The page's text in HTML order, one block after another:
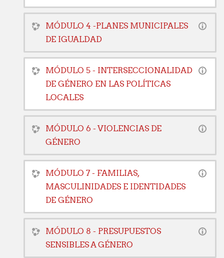
MÓDULO 4 -PLANES MUNICIPALES
DE IGUALDAD
MÓDULO 5 - INTERSECCIONALIDAD
DE GÉNERO EN LAS POLÍTICAS
LOCALES
MÓDULO 6 - VIOLENCIAS DE
GÉNERO
MÓDULO 7 - FAMILIAS,
MASCULINIDADES E IDENTIDADES
DE GÉNERO
MÓDULO 8 - PRESUPUESTOS
SENSIBLES A GÉNERO